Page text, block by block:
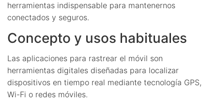
herramientas indispensable para mantenernos
conectados y seguros.
Concepto y usos habituales
Las aplicaciones para rastrear el móvil son
herramientas digitales diseñadas para localizar
dispositivos en tiempo real mediante tecnología GPS,
Wi-Fi o redes móviles.